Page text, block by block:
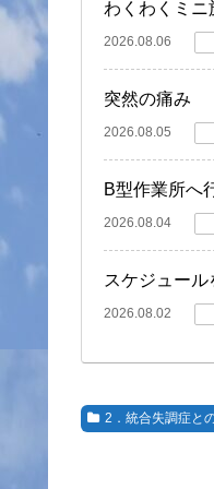
わくわくミニ
2026.08.06
突然の痛み
2026.08.05
B型作業所へ
2026.08.04
スケジュール
2026.08.02
2．統合失調症と